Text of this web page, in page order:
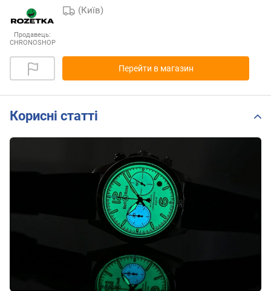
Продавець:
CHRONOSHOP
(Київ)
Перейти в магазин
Корисні статті